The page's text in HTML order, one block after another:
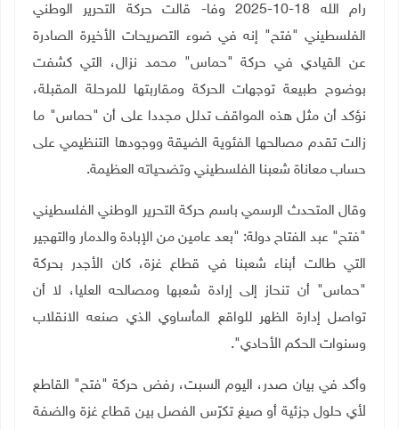
رام الله 18-10-2025 وفا- قالت حركة التحرير الوطني
الفلسطيني "فتح" إنه في ضوء التصريحات الأخيرة الصادرة
عن القيادي في حركة "حماس" محمد نزال، التي كشفت
بوضوح طبيعة توجهات الحركة ومقاربتها للمرحلة المقبلة،
نؤكد أن مثل هذه المواقف تدلل مجددا على أن "حماس" ما
زالت تقدم مصالحها الفئوية الضيقة ووجودها التنظيمي على
حساب معاناة شعبنا الفلسطيني وتضحياته العظيمة.
وقال المتحدث الرسمي باسم حركة التحرير الوطني الفلسطيني
"فتح" عبد الفتاح دولة: "بعد عامين من الإبادة والدمار والتهجير
التي طالت أبناء شعبنا في قطاع غزة، كان الأجدر بحركة
"حماس" أن تنحاز إلى إرادة شعبها ومصالحه العليا، لا أن
تواصل إدارة الظهر للواقع المأساوي الذي صنعه الانقلاب
وسنوات الحكم الأحادي".
وأكد في بيان صدر، اليوم السبت، رفض حركة "فتح" القاطع
لأي حلول جزئية أو صيغ تكرّس الفصل بين قطاع غزة والضفة